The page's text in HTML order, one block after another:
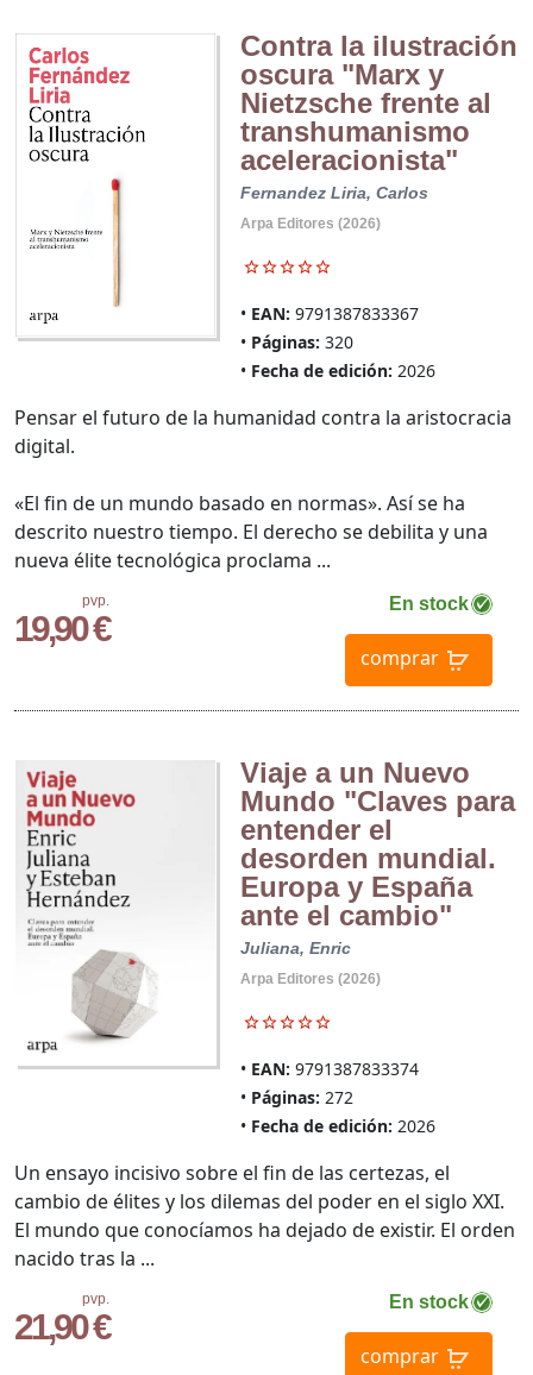
Contra la ilustración
oscura "Marx y
Nietzsche frente al
transhumanismo
aceleracionista"
Fernandez Liria, Carlos
Arpa Editores (2026)
EAN: 9791387833367
Páginas: 320
Fecha de edición: 2026
pvp.
19,90 €
En stock
comprar
Pensar el futuro de la humanidad contra la aristocracia
digital.
«El fin de un mundo basado en normas». Así se ha
descrito nuestro tiempo. El derecho se debilita y una
nueva élite tecnológica proclama ...
Viaje a un Nuevo
Mundo "Claves para
entender el
desorden mundial.
Europa y España
ante el cambio"
Juliana, Enric
Arpa Editores (2026)
EAN: 9791387833374
Páginas: 272
Fecha de edición: 2026
pvp.
21,90 €
En stock
comprar
Un ensayo incisivo sobre el fin de las certezas, el
cambio de élites y los dilemas del poder en el siglo XXI.
El mundo que conocíamos ha dejado de existir. El orden
nacido tras la ...